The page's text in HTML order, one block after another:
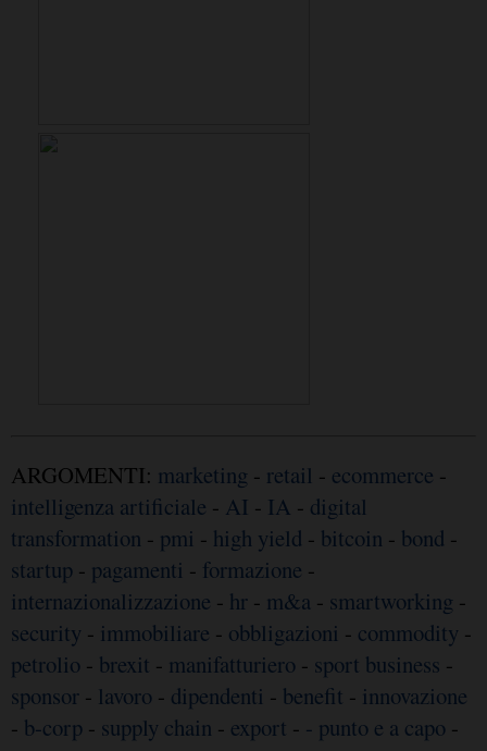
ARGOMENTI: marketing - retail - ecommerce -
intelligenza artificiale - AI - IA - digital
transformation - pmi - high yield - bitcoin - bond -
startup - pagamenti - formazione -
internazionalizzazione - hr - m&a - smartworking -
security - immobiliare - obbligazioni - commodity -
petrolio - brexit - manifatturiero - sport business -
sponsor - lavoro - dipendenti - benefit - innovazione
- b-corp - supply chain - export - - punto e a capo -